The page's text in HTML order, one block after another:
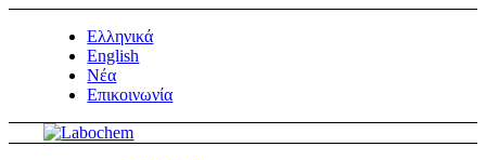
Ελληνικά
English
Νέα
Επικοινωνία